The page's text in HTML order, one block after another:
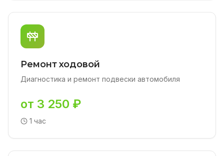
Ремонт ходовой
Диагностика и ремонт подвески автомобиля
от 3 250 ₽
1 час